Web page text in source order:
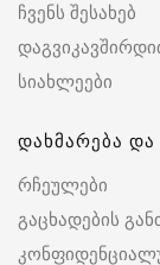
ჩვენს შესახებ
სიახლეები
დახმარება და
რჩეულები
გაცხადების